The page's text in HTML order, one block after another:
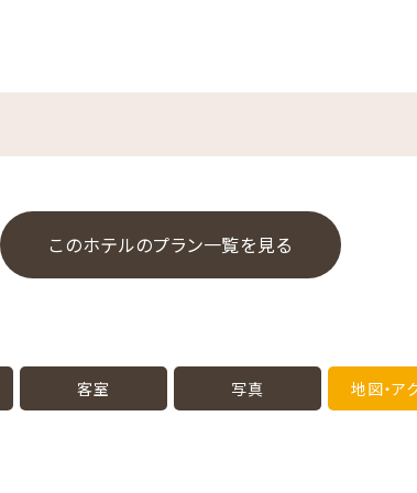
このホテルのプラン一覧を見る
客室 写真 地図・ア